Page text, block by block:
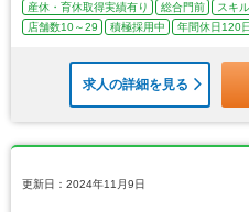
産休・育休取得実績有り
総合門前 スキ
店舗数10～29
積極採用中 年間休日120
求人の詳細を見る
更新日：2024年11月9日